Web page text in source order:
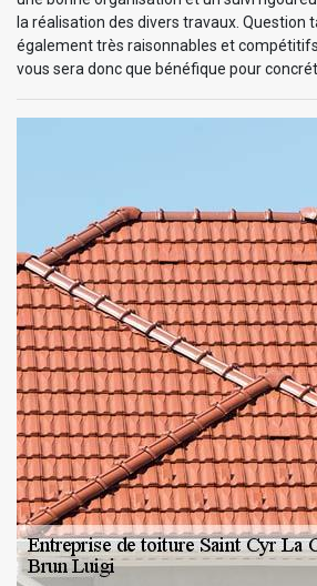
la réalisation des divers travaux. Question
également très raisonnables et
vous sera donc que bénéfique pour